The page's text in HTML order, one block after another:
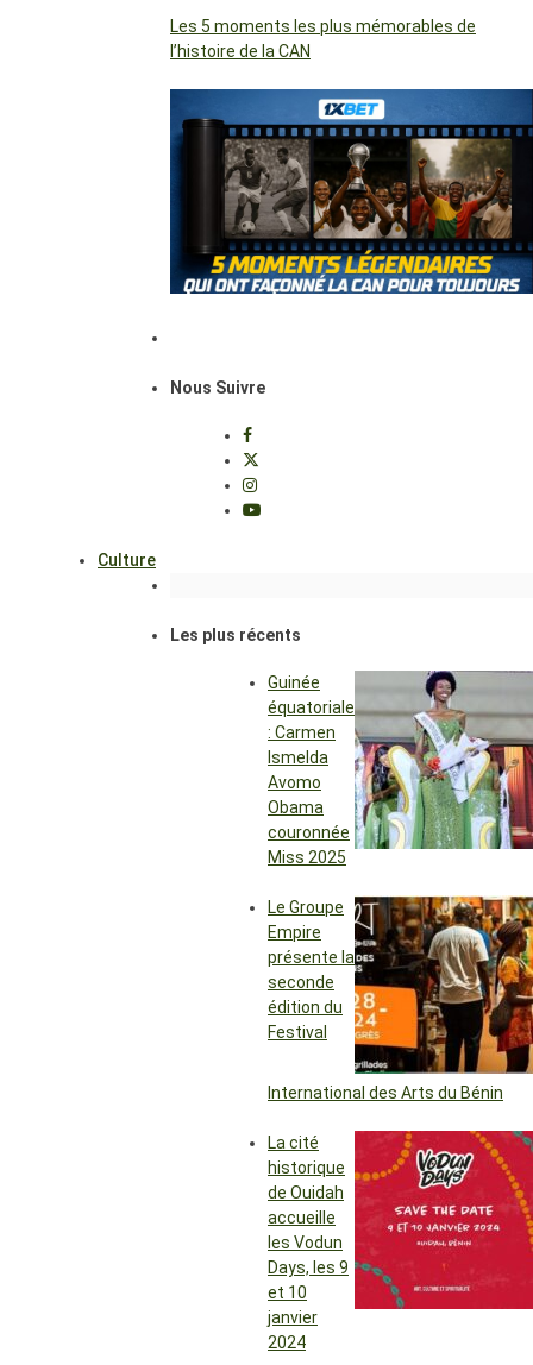
Les 5 moments les plus mémorables de
l’histoire de la CAN
Nous Suivre
Culture
Les plus récents
Guinée
équatoriale
: Carmen
Ismelda
Avomo
Obama
couronnée
Miss 2025
Le Groupe
Empire
présente la
seconde
édition du
Festival
International des Arts du Bénin
La cité
historique
de Ouidah
accueille
les Vodun
Days, les 9
et 10
janvier
2024